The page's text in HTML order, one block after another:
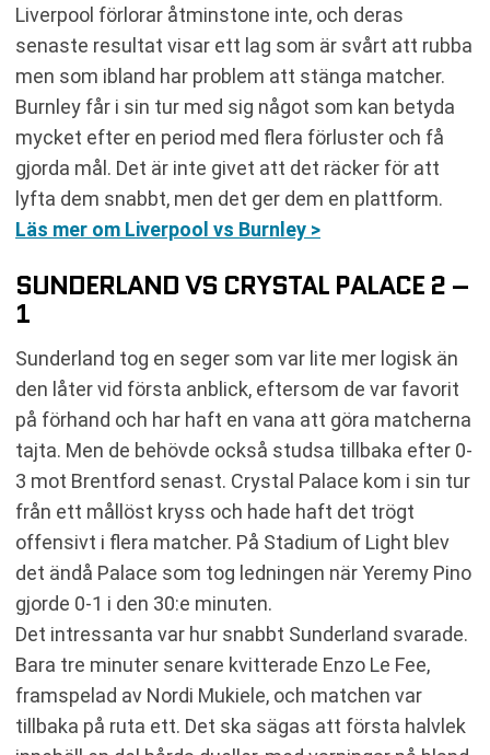
Liverpool förlorar åtminstone inte, och deras
senaste resultat visar ett lag som är svårt att rubba
men som ibland har problem att stänga matcher.
Burnley får i sin tur med sig något som kan betyda
mycket efter en period med flera förluster och få
gjorda mål. Det är inte givet att det räcker för att
lyfta dem snabbt, men det ger dem en plattform.
Läs mer om Liverpool vs Burnley >
SUNDERLAND VS CRYSTAL PALACE 2 –
1
Sunderland tog en seger som var lite mer logisk än
den låter vid första anblick, eftersom de var favorit
på förhand och har haft en vana att göra matcherna
tajta. Men de behövde också studsa tillbaka efter 0-
3 mot Brentford senast. Crystal Palace kom i sin tur
från ett mållöst kryss och hade haft det trögt
offensivt i flera matcher. På Stadium of Light blev
det ändå Palace som tog ledningen när Yeremy Pino
gjorde 0-1 i den 30:e minuten.
Det intressanta var hur snabbt Sunderland svarade.
Bara tre minuter senare kvitterade Enzo Le Fee,
framspelad av Nordi Mukiele, och matchen var
tillbaka på ruta ett. Det ska sägas att första halvlek